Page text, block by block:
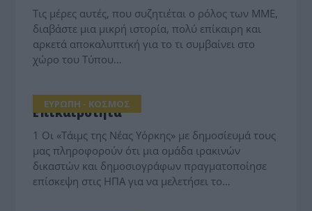
Τις μέρες αυτές, που συζητιέται ο ρόλος των ΜΜΕ,
διαβάστε μια μικρή ιστορία, πολύ επίκαιρη και
αρκετά αποκαλυπτική για το τι συμβαίνει στο
χώρο του Τύπου…
ΕΥΡΩΠΗ - ΚΟΣΜΟΣ
Επικαιρότητα
1 Οι «Τάιμς της Νέας Υόρκης» με δημοσίευμά τους
μας πληροφορούν ότι μια ομάδα ιρακινών
δικαστών και δημοσιογράφων πραγματοποίησε
επίσκεψη στις ΗΠΑ για να μελετήσει το…